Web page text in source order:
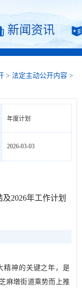
新闻资讯
> 法定主动公开内容 >
年度计划
2026-03-03
2026年工作计划
精神的关键之年，是
麻墩街道乘势而上推